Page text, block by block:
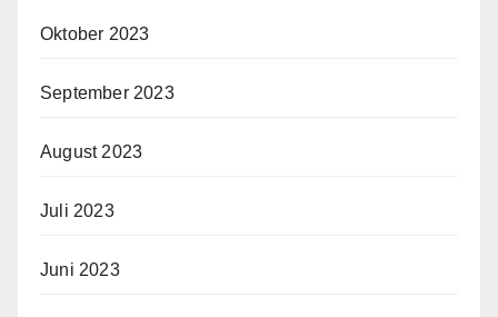
Oktober 2023
September 2023
August 2023
Juli 2023
Juni 2023